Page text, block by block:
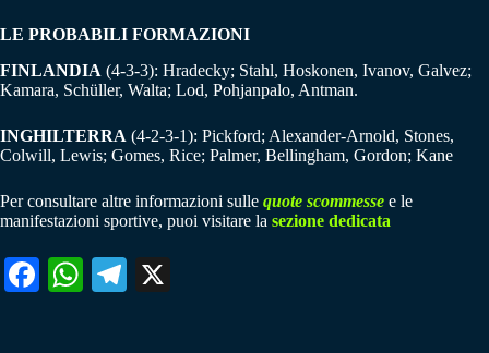
LE PROBABILI FORMAZIONI
FINLANDIA (4-3-3): Hradecky; Stahl, Hoskonen, Ivanov, Galvez;
Kamara, Schüller, Walta; Lod, Pohjanpalo, Antman.
INGHILTERRA (4-2-3-1): Pickford; Alexander-Arnold, Stones,
Colwill, Lewis; Gomes, Rice; Palmer, Bellingham, Gordon; Kane
Per consultare altre informazioni sulle quote scommesse e le
manifestazioni sportive, puoi visitare la sezione dedicata
Fa W
Te